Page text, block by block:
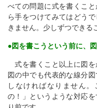
べての問題に式を書くこ
ら手をつけてみてはどう
きません。少しずつできる
●図を書こうという前に、
式を書くこと以上に図を
図の中でも代表的な線分
しなければなりません
の！」というような対応